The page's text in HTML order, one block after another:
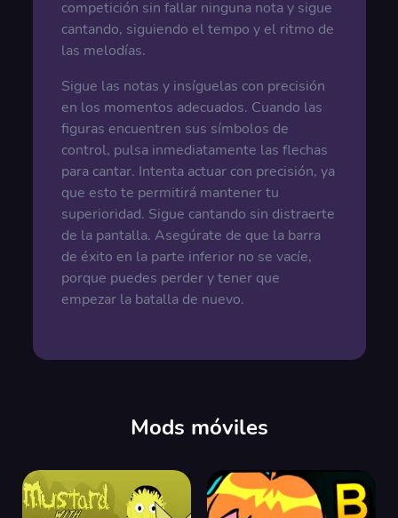
competición sin fallar ninguna nota y sigue
cantando, siguiendo el tempo y el ritmo de
las melodías.
Sigue las notas y insíguelas con precisión
en los momentos adecuados. Cuando las
figuras encuentren sus símbolos de
control, pulsa inmediatamente las flechas
para cantar. Intenta actuar con precisión, ya
que esto te permitirá mantener tu
superioridad. Sigue cantando sin distraerte
de la pantalla. Asegúrate de que la barra
de éxito en la parte inferior no se vacíe,
porque puedes perder y tener que
empezar la batalla de nuevo.
Mods móviles